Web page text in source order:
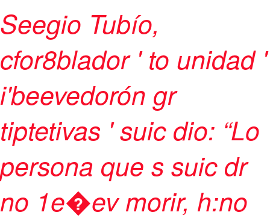
Seegio Tubío,
cfor8blador ' to unidad '
i'beevedorón gr
tiptetivas ' suic dio: “Lo
persona que s suic dr
no 1e�ev morir, h:no